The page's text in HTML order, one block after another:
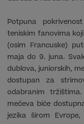
Potpuna
teniskim fanovima
(osim Francuske)
maja do 9. juna.
dublova, juniorskih,
dostupan za
odabranim tržištima.
mečeva biće
jezika širom